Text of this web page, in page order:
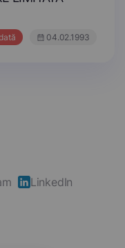
04.02.1993
LinkedIn